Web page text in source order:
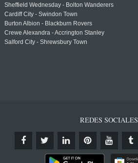
Sheffield Wednesday - Bolton Wanderers
Cardiff City - Swindon Town
Burton Albion - Blackburn Rovers
Crewe Alexandra - Accrington Stanley
Salford City - Shrewsbury Town
REDES SOCIALES